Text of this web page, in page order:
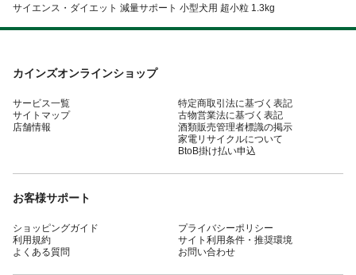
サイエンス・ダイエット 減量サポート 小型犬用 超小粒 1.3kg
カインズオンラインショップ
サービス一覧
サイトマップ
店舗情報
特定商取引法に基づく表記
古物営業法に基づく表記
酒類販売管理者標識の掲示
家電リサイクルについて
BtoB掛け払い申込
お客様サポート
ショッピングガイド
利用規約
よくある質問
プライバシーポリシー
サイト利用条件・推奨環境
お問い合わせ